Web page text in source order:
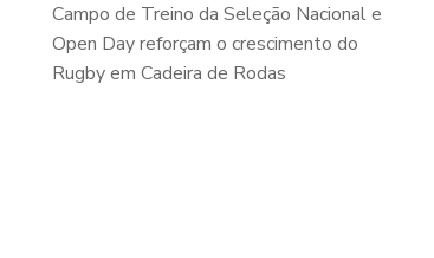
Campo de Treino da Seleção Nacional e
Open Day reforçam o crescimento do
Rugby em Cadeira de Rodas